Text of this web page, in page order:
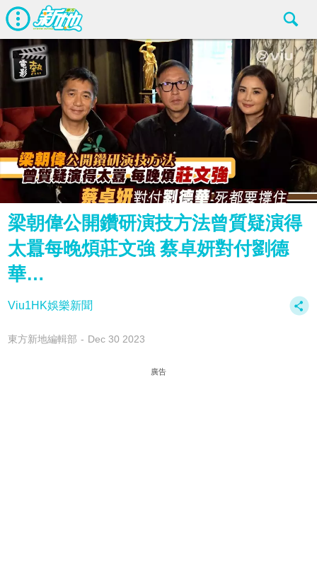
梁朝偉公開鑽研演技方法曾質疑演得
太囂每晚煩莊文強 蔡卓妍對付劉德
華…
Viu1HK娛樂新聞
東方新地編輯部 Dec 30 2023
廣告